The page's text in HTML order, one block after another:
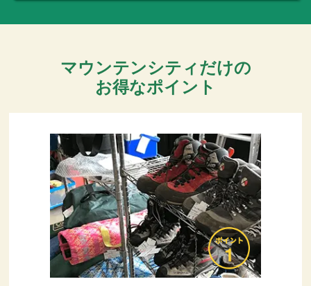
マウンテンシティだけの
お得なポイント